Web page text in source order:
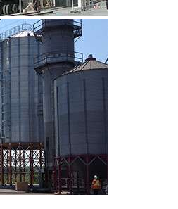
AGRANDIR